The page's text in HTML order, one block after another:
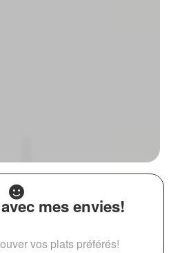
mes envies!
vos plats préférés!